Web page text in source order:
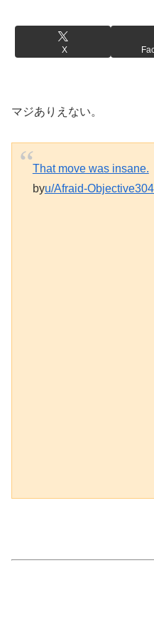
X
マジありえない。
That move was insane.
byu/Afraid-